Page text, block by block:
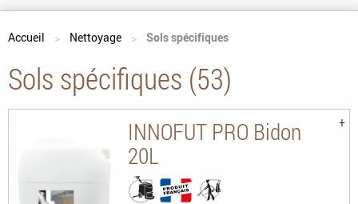
Vous êtes ici
Accueil Nettoyage Sols spécifiques
Sols spécifiques (53)
INNOFUT PRO Bidon
20L